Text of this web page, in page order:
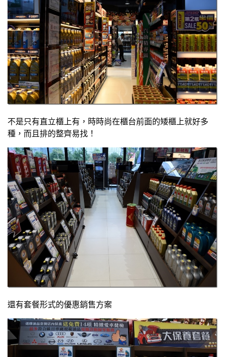
不是只有直立櫃上有，時時尚在櫃台前面的矮櫃上就好多
種，而且排的整齊易找！
還有套餐形式的優惠銷售方案